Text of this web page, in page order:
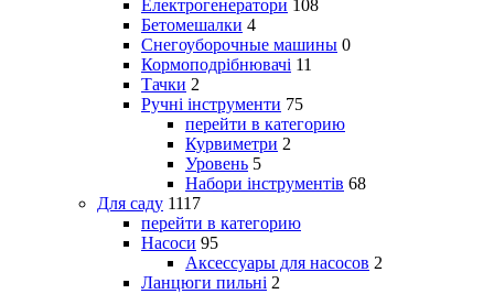
Електрогенератори 108
Бетомешалки 4
Снегоуборочные машины 0
Кормоподрібнювачі 11
Тачки 2
Ручні інструменти 75
перейти в категорию
Курвиметри 2
Уровень 5
Набори інструментів 68
Для саду 1117
перейти в категорию
Насоси 95
Аксессуары для насосов 2
Ланцюги пильні 2